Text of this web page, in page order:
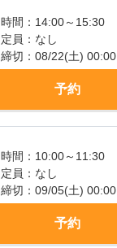
時間：14:00～15:30
定員：なし
締切：08/22(土) 00:00
予約
時間：10:00～11:30
定員：なし
締切：09/05(土) 00:00
予約